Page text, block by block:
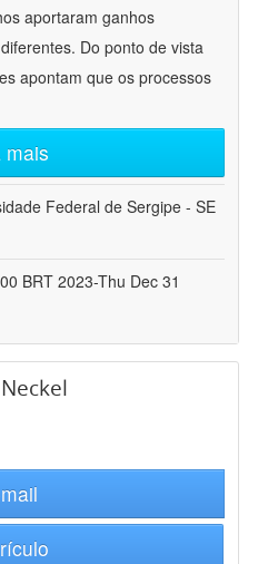
aportaram ganhos
Do ponto de vista
apontam que os processos
mais
Federal de Sergipe - SE
BRT 2023-Thu Dec 31